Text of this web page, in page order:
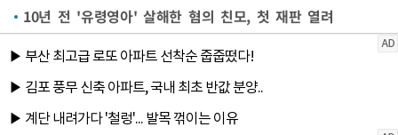
10년 전 '유령영아' 살해한 혐의 친모, 첫 재판 열려